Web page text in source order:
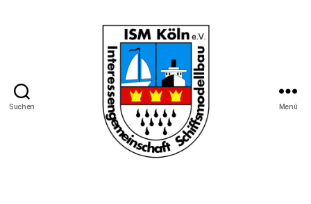
Suchen Menü